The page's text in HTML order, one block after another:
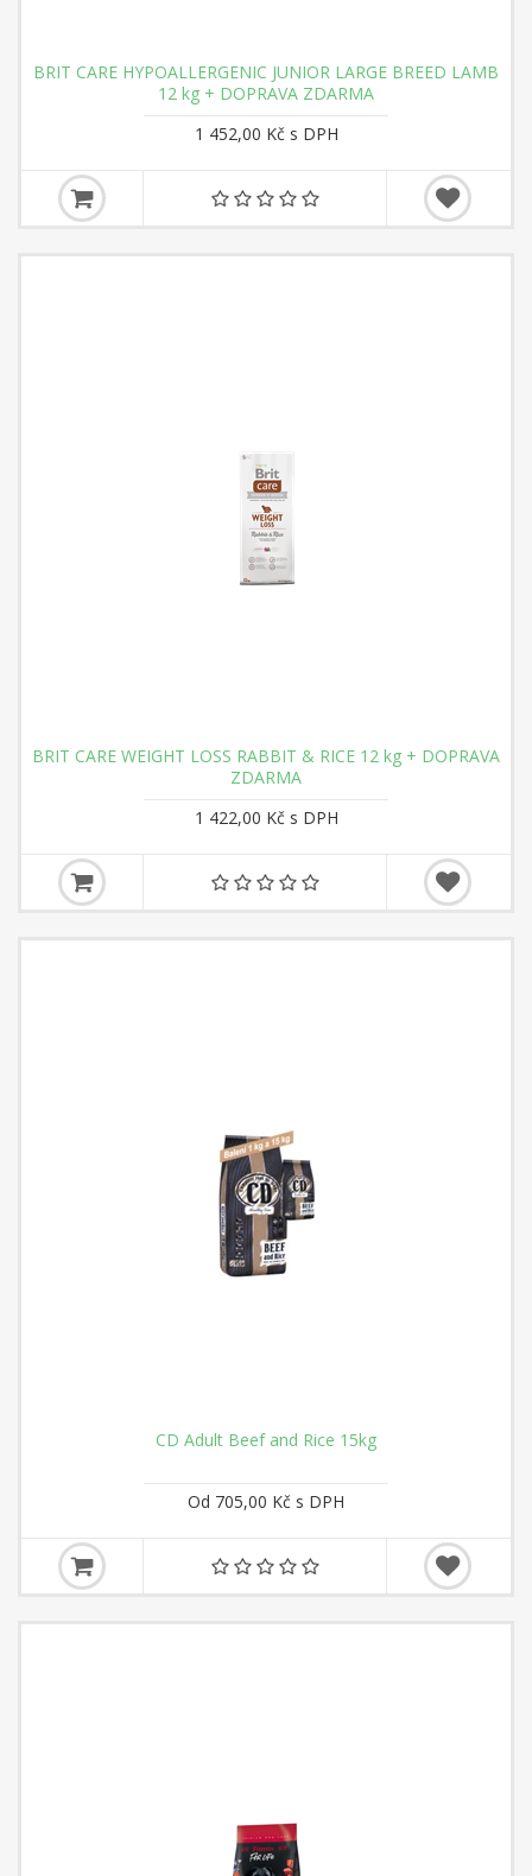
BRIT CARE HYPOALLERGENIC JUNIOR LARGE BREED LAMB
12 kg + DOPRAVA ZDARMA
1 452,00 Kč s DPH
BRIT CARE WEIGHT LOSS RABBIT & RICE 12 kg + DOPRAVA
ZDARMA
1 422,00 Kč s DPH
CD Adult Beef and Rice 15kg
Od 705,00 Kč s DPH